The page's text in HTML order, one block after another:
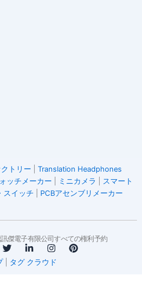
トリー
Translation Headphones
ッチメーカー ミニカメラ
スマート
スイッチ PCBアセンブリメーカー
傑電子有限公司すべての権利予約
ツ
イ
ッ
リ
ク
イ
ス
ピ
| タグ クラウド